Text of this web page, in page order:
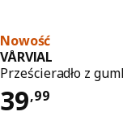
Nowość
VÅRVIAL
Prześcieradło z
39,99
Cena 39,99